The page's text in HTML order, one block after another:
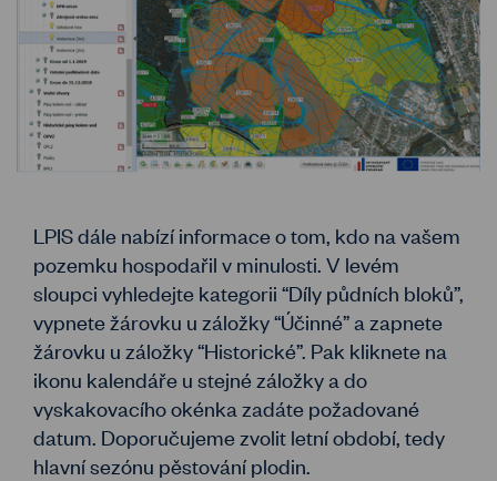
LPIS dále nabízí informace o tom, kdo na vašem
pozemku hospodařil v minulosti. V levém
sloupci vyhledejte kategorii “Díly půdních bloků”,
vypnete žárovku u záložky “Účinné” a zapnete
žárovku u záložky “Historické”. Pak kliknete na
ikonu kalendáře u stejné záložky a do
vyskakovacího okénka zadáte požadované
datum. Doporučujeme zvolit letní období, tedy
hlavní sezónu pěstování plodin.